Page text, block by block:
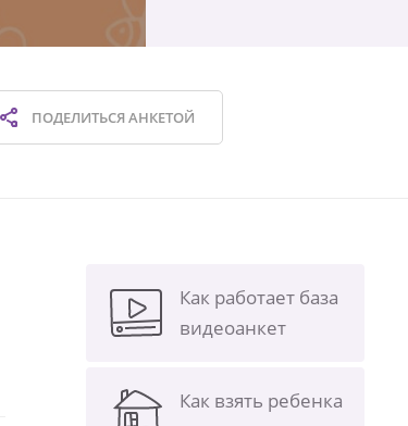
ПОДЕЛИТЬСЯАНКЕТОЙ
Как работает база
видеоанкет
Как взять ребенка